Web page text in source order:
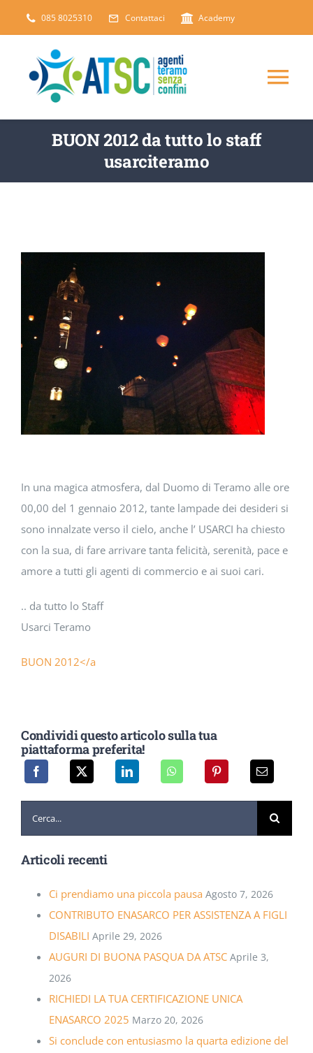
085 8025310 Contattaci Academy
CHI SIAMO
DOWNLOAD
SOSTENIBILITÀ
ACADEMY
BUON 2012 da tutto lo staff
usarciteramo
In una magica atmosfera, dal Duomo di Teramo alle ore
00,00 del 1 gennaio 2012, tante lampade dei desideri si
sono innalzate verso il cielo, anche l’ USARCI ha chiesto
con la sua, di fare arrivare tanta felicità, serenità, pace e
amore a tutti gli agenti di commercio e ai suoi cari.
.. da tutto lo Staff
Usarci Teramo
BUON 2012</a
Condividi questo articolo sulla tua
piattaforma preferita!
Articoli recenti
Ci prendiamo una piccola pausa Agosto 7, 2026
CONTRIBUTO ENASARCO PER ASSISTENZA A FIGLI
DISABILI Aprile 29, 2026
AUGURI DI BUONA PASQUA DA ATSC Aprile 3,
2026
RICHIEDI LA TUA CERTIFICAZIONE UNICA
ENASARCO 2025 Marzo 20, 2026
Si conclude con entusiasmo la quarta edizione del